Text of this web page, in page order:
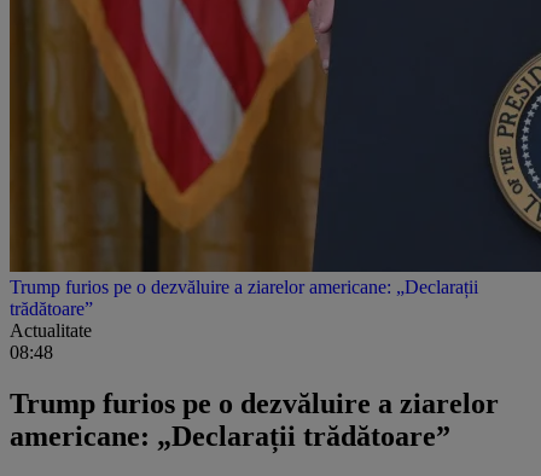
Trump furios pe o dezvăluire a ziarelor americane: „Declarații
trădătoare”
Actualitate
08:48
Trump furios pe o dezvăluire a ziarelor
americane: „Declarații trădătoare”